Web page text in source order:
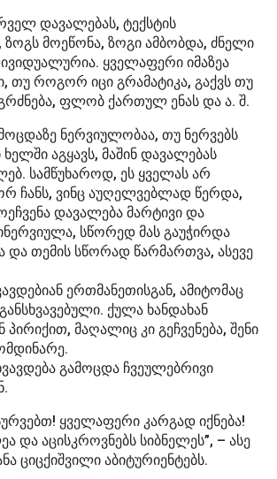
დავალებას, ტექსტის
ზოგს მოეწონა, ზოგი ამბობდა, ძნელი
ყველაფერი იმაზეა
თუ როგორ იცი გრამატიკა, გაქვს თუ
ფლობ ქართულ ენას და ა. შ.
ნერვიულობაა, თუ ნერვებს
აგყავს, მაშინ დავალებას
სამწუხაროდ, ეს ყველას არ
ჩანს, ვინც აუღელვებლად წერდა,
დავალება მარტივი და
სწორედ მას გაუჭირდა
და თემის სწორად წარმართვა, ასევე
ერთმანეთისგან, ამიტომაც
ქულა ხანდახან
პირიქით, მაღალიც კი გეჩვენება, შენი
გამოცდა ჩვეულებრივი
ყველაფერი კარგად იქნება!
და აცისკროვნებს სიბნელეს”, – ასე
ციცქიშვილი აბიტურიენტებს.